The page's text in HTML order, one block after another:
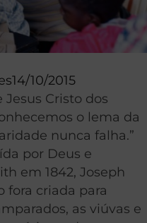
14/10/2015
Cristo dos
o lema da
nunca falha.”
por Deus e
em 1842, Joseph
fora criada para
as viúvas e